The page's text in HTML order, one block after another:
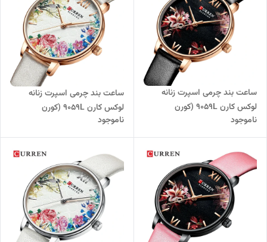
ساعت بند چرمی اسپرت زنانه
لوکس کارن 9059L (کورن
CURREN) مشکی
ناموجود
ساعت بند چرمی اسپرت زنانه
لوکس کارن 9059L (کورن
CURREN) خاکی
ناموجود